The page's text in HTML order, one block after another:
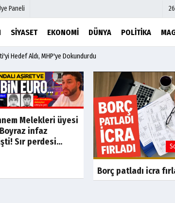
Paneli
SIYASET EKONOMI DÜNYA POLITIKA
Video Galeri
Foto Galeri
Etkinlikler
Hedef Aldı, MHP'ye Dokundurdu
Son Dakika
Melekleri üyesi
infaz
Sır perdesi...
Borç patladı icra